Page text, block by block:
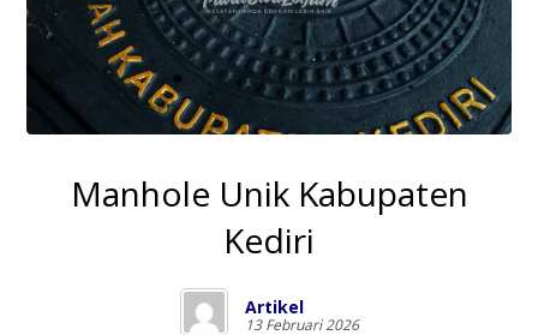
Manhole Unik Kabupaten
Kediri
Artikel
13 Februari 2026